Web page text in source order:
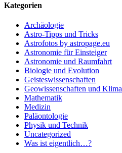
Kategorien
Archäologie
Astro-Tipps und Tricks
Astrofotos by astropage.eu
Astronomie für Einsteiger
Astronomie und Raumfahrt
Biologie und Evolution
Geisteswissenschaften
Geowissenschaften und Klima
Mathematik
Medizin
Paläontologie
Physik und Technik
Uncategorized
Was ist eigentlich…?